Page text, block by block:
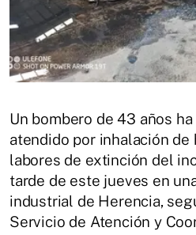
Un bombero de 43 años
atendido por inhalación de
labores de extinción del
tarde de este jueves en
industrial de Herencia,
Servicio de Atención y